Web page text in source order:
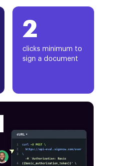
2
clicks minimum to
sign a document